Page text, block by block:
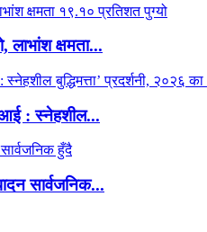
क्षमता...
: स्नेहशील...
सार्वजनिक...